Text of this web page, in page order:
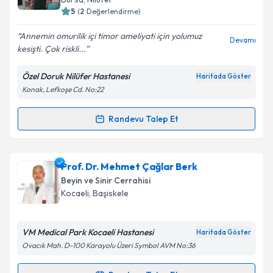
kapsamda işlenmesini kabul ediyorum.
Takvim Talebini Gönder
5 (2 Değerlendirme)
Annemin omurilik içi timor ameliyati için yolumuz
kesişti. Çok riskli...
Devamı
Özel Doruk Nilüfer Hastanesi Haritada Göster
Konak, Lefkoşe Cd. No:22
Randevu Talep Et
Randevu Takvimi Talebi
Prof. Dr. Fatih Aydemiriçin randevu takvimi talebi
oluşturun. Size bu uzmandan randevu almanız için bir
takvim hazırlandığında e-posta ile bilgilendireceğiz.
Prof. Dr. Mehmet Çağlar Berk
Beyin ve Sinir Cerrahisi
Kocaeli, Başiskele
VM Medical Park Kocaeli Hastanesi Haritada Göster
Ovacık Mah. D-100 Karayolu Üzeri Symbol AVM No:36